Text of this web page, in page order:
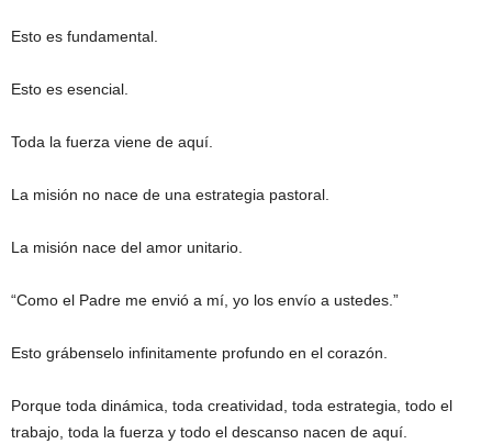
Esto es fundamental.
Esto es esencial.
Toda la fuerza viene de aquí.
La misión no nace de una estrategia pastoral.
La misión nace del amor unitario.
“Como el Padre me envió a mí, yo los envío a ustedes.”
Esto grábenselo infinitamente profundo en el corazón.
Porque toda dinámica, toda creatividad, toda estrategia, todo el
trabajo, toda la fuerza y todo el descanso nacen de aquí.